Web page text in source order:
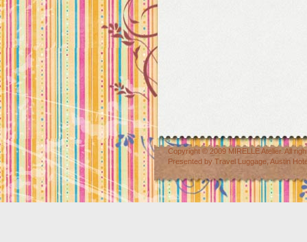
Copyright © 2009 MIRELLE Atelier. All
Presented by Travel Luggage Austin